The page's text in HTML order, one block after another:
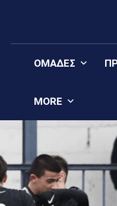
ΟΜΆΔΕΣ
MORE